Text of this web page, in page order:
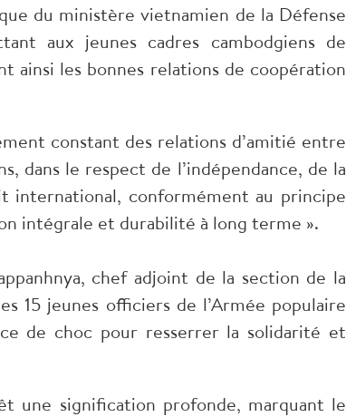
du ministère vietnamien de la Défense
aux jeunes cadres cambodgiens de
ainsi les bonnes relations de coopération
constant des relations d’amitié entre
dans le respect de l’indépendance, de la
conformément au principe
intégrale et durabilité à long terme ».
chef adjoint de la section de la
15 jeunes officiers de l’Armée populaire
de choc pour resserrer la solidarité et
une signification profonde, marquant le